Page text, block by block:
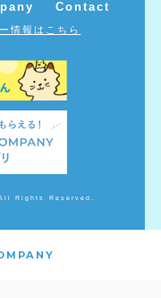
Contact
情報はこちら
Rights Reserved.